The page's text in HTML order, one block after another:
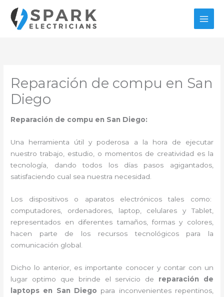
contenido
Reparación de compu en San
Diego
Reparación de compu en San Diego:
Una herramienta útil y poderosa a la hora de ejecutar
nuestro trabajo, estudio, o momentos de creatividad es la
tecnología, dando todos los días pasos agigantados,
satisfaciendo cual sea nuestra necesidad.
Los dispositivos o aparatos electrónicos tales como:
computadores, ordenadores, laptop, celulares y Tablet,
representados en diferentes tamaños, formas y colores,
hacen parte de los recursos tecnológicos para la
comunicación global.
Dicho lo anterior, es importante conocer y contar con un
lugar optimo que brinde el servicio de reparación de
laptops en San Diego para inconvenientes repentinos,